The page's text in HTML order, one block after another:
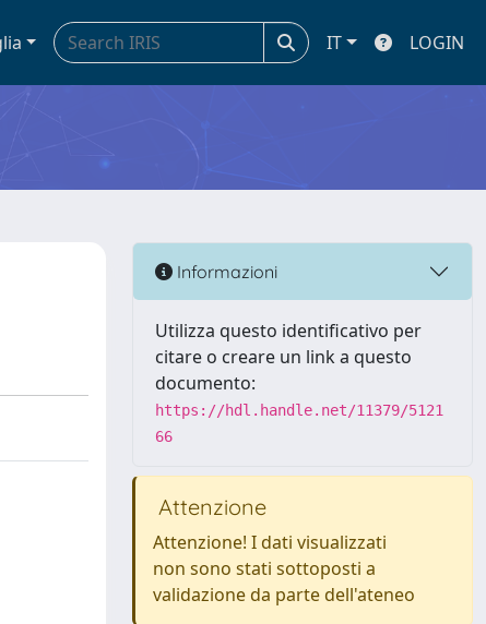
IT LOGIN
Informazioni
Utilizza questo identificativo per
citare o creare un link a questo
documento:
https://hdl.handle.net/11379/5121
66
Attenzione
Attenzione! I dati visualizzati
non sono stati sottoposti a
validazione da parte dell'ateneo